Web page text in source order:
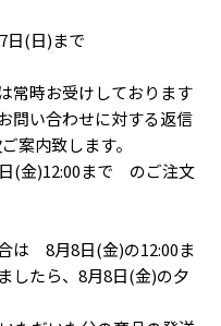
日(日)まで
常時お受けしております
問い合わせに対する返信
内致します。
(金)12:00まで のご注文
は 8月8日(金)の12:00ま
したら、8月8日(金)の夕